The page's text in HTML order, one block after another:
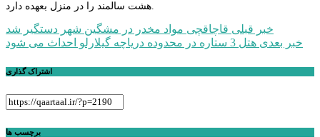
راهبری
نوشته
خبر قبلی قاچاقچی مواد مخدر در مشگین شهر دستگیر شد
خبر بعدی هتل 3 ستاره در محدوده دریاچه گیلارلو احداث می شود
اشتراک گذاری
برچسب ها